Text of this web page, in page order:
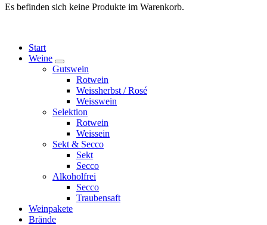
Es befinden sich keine Produkte im Warenkorb.
Start
Weine
Gutswein
Rotwein
Weissherbst / Rosé
Weisswein
Selektion
Rotwein
Weissein
Sekt & Secco
Sekt
Secco
Alkoholfrei
Secco
Traubensaft
Weinpakete
Brände